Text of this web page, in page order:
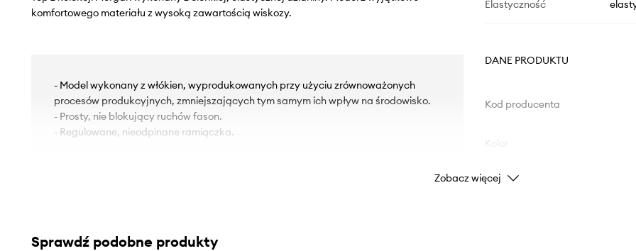
komfortowego materiału z wysoką zawartością wiskozy.
- Model wykonany z włókien, wyprodukowanych przy użyciu zrównoważonych
procesów produkcyjnych, zmniejszających tym samym ich wpływ na środowisko.
- Prosty, nie blokujący ruchów fason.
- Regulowane, nieodpinane ramiączka.
Elastyczność
DANE PRODUKTU
Kod producenta
Marka
Zobacz więcej
Sprawdź podobne produkty